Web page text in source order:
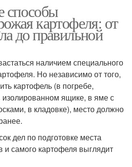
способы
картофеля: от
до правильной
наличием специального
Но независимо от того,
картофель (в погребе,
изолированном ящике, в яме с
в кладовке), место должно
дел по подготовке места
и самого картофеля выглядит